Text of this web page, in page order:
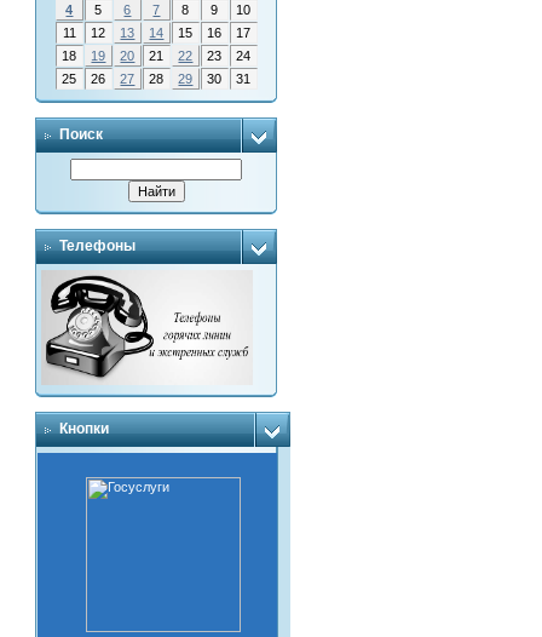
4
5 6 7 8 9
10
11
12 13 14 15 16
17
18
19 20 21 22 23
24
25
26 27 28 29 30 31
Поиск
Телефоны
Кнопки